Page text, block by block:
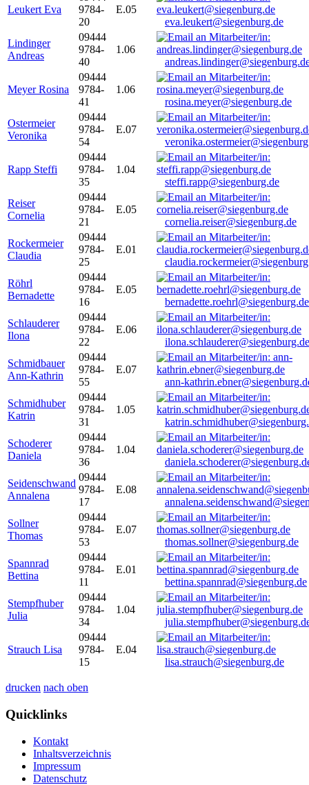
Leukert Eva
9784-
20
E.05
eva.leukert@siegenburg.de
Lindinger
Andreas
09444
9784-
40
1.06
Meyer Rosina
09444
9784-
41
1.06
rosina.meyer@siegenburg.de
Ostermeier
Veronika
09444
9784-
54
E.07
Rapp Steffi
09444
9784-
35
1.04
steffi.rapp@siegenburg.de
Reiser
Cornelia
09444
9784-
21
E.05
cornelia.reiser@siegenburg.de
Rockermeier
Claudia
09444
9784-
25
E.01
Röhrl
Bernadette
09444
9784-
16
E.05
bernadette.roehrl@siegenburg.de
Schlauderer
Ilona
09444
9784-
22
E.06
ilona.schlauderer@siegenburg.de
Schmidbauer
Ann-Kathrin
09444
9784-
55
E.07
ann-
Schmidhuber
Katrin
09444
9784-
31
1.05
Schoderer
Daniela
09444
9784-
36
1.04
Seidenschwand
Annalena
09444
9784-
17
E.08
Sollner
Thomas
09444
9784-
53
E.07
thomas.sollner@siegenburg.de
Spannrad
Bettina
09444
9784-
11
E.01
bettina.spannrad@siegenburg.de
Stempfhuber
Julia
09444
9784-
34
1.04
Strauch Lisa
09444
9784-
15
E.04
lisa.strauch@siegenburg.de
drucken nach oben
Quicklinks
Kontakt
Inhaltsverzeichnis
Impressum
Datenschutz